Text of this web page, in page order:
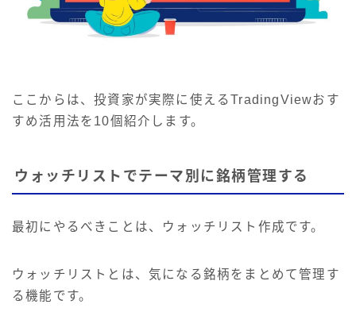
ここからは、投資家が実際に使えるTradingViewおす
すめ活用法を10個紹介します。
ウォッチリストでテーマ別に銘柄管理する
最初にやるべきことは、ウォッチリスト作成です。
ウォッチリストとは、気になる銘柄をまとめて管理す
る機能です。